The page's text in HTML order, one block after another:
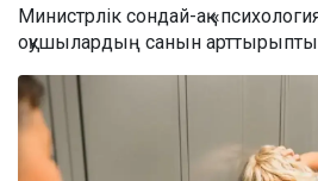
Министрлік сондай-ақ
оқушылардың санын арттырыпты